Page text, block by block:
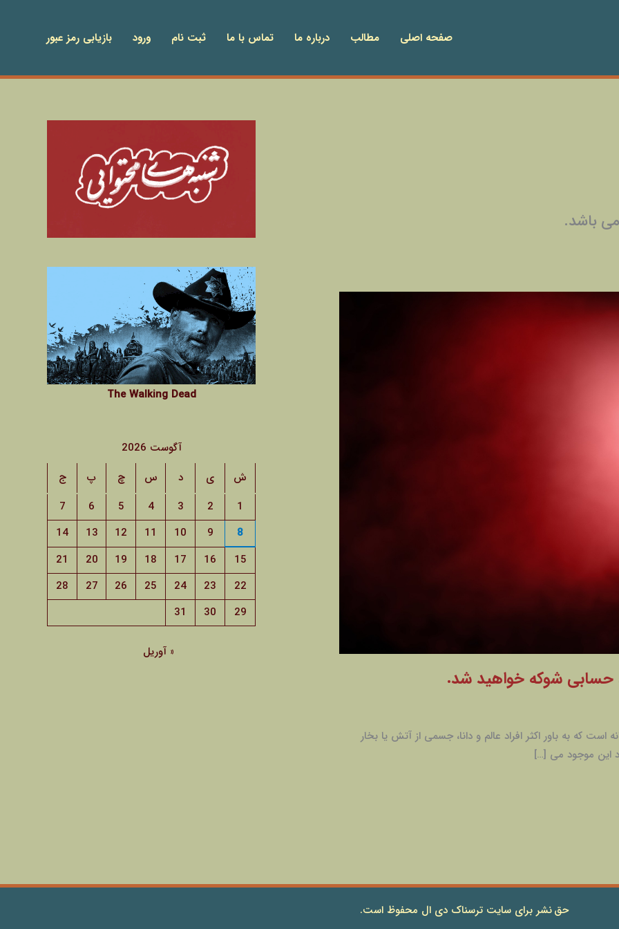
صفحه اصلی مطالب درباره ما تماس با ما ثبت نام ورود بازیابی رمز عبور
باشد.
که به باور اکثر افراد عالم و دانا، جسمی از آتش یا بخار
این موجود می […]
The Walking Dead
آگوست 2026
ش
ی د س چ پ
ج
1
2
3
4
5
6
7
8
9
10
11
12
13
14
15
16
17
18
19
20
21
22
23
24
25
26
27
28
29
30
31
« آوریل
حق نشر برای سایت ترسناک دی ال محفوظ است.